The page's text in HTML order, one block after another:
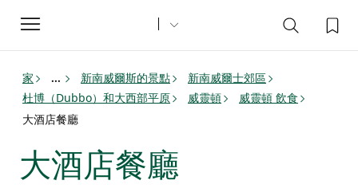
Toggle
navigation
家 ... 新南威爾斯的景點
新南威爾士郊區
杜博（Dubbo）和大西部平原
威靈頓
威靈頓 飲食
大酒店餐廳
大酒店餐廳